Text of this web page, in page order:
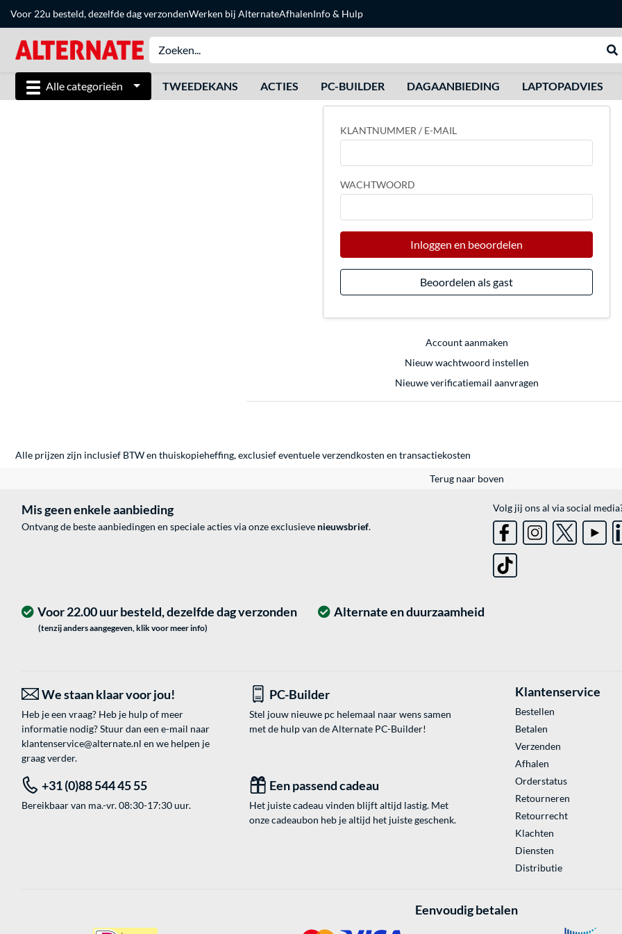
Voor 22u besteld, dezelfde dag verzondenWerken bij AlternateAfhalenInfo & Hulp
Alle categorieën TWEEDEKANS ACTIES PC-BUILDER DAGAANBIEDING LAPTOPADVIES
KLANTNUMMER / E-MAIL
WACHTWOORD
Inloggen en beoordelen
Beoordelen als gast
Account aanmaken
Nieuw wachtwoord instellen
Nieuwe verificatiemail aanvragen
Alle prijzen zijn inclusief BTW en thuiskopieheffing, exclusief eventueleverzendkosten en transactiekosten
Terug naar boven
Mis geen enkele aanbieding
Ontvang de beste aanbiedingen en speciale acties via onze exclusieve nieuwsbrief.
Volg jij ons al via social
Alternate en duurzaamheid
Voor 22.00 uur besteld, dezelfde dag verzonden
(tenzij anders aangegeven, klik voor meer info)
We staan klaar voor jou!
Heb je een vraag? Heb je hulp of meer
informatie nodig? Stuur dan een e-mail naar
klantenservice@alternate.nl en we helpen je
graag verder.
PC-Builder
Stel jouw nieuwe pc helemaal naar wens samen
met de hulp van de Alternate PC-Builder!
+31 (0)88 544 45 55
Bereikbaar van ma.-vr. 08:30-17:30 uur.
Een passend cadeau
Het juiste cadeau vinden blijft altijd lastig. Met
onze cadeaubon heb je altijd het juiste geschenk.
Klantenservice
Bestellen
Betalen
Verzenden
Afhalen
Orderstatus
Retourneren
Retourrecht
Klachten
Diensten
Distributie
Eenvoudig betalen